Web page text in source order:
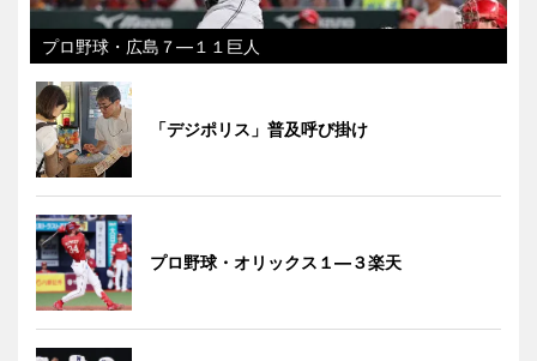
プロ野球・広島７―１１巨人
「デジポリス」普及呼び掛け
プロ野球・オリックス１―３楽天